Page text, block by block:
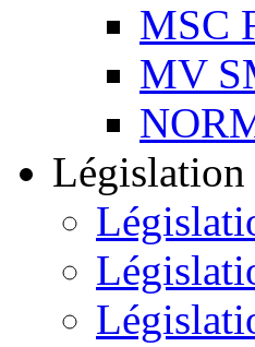
MSC
MV
Législation